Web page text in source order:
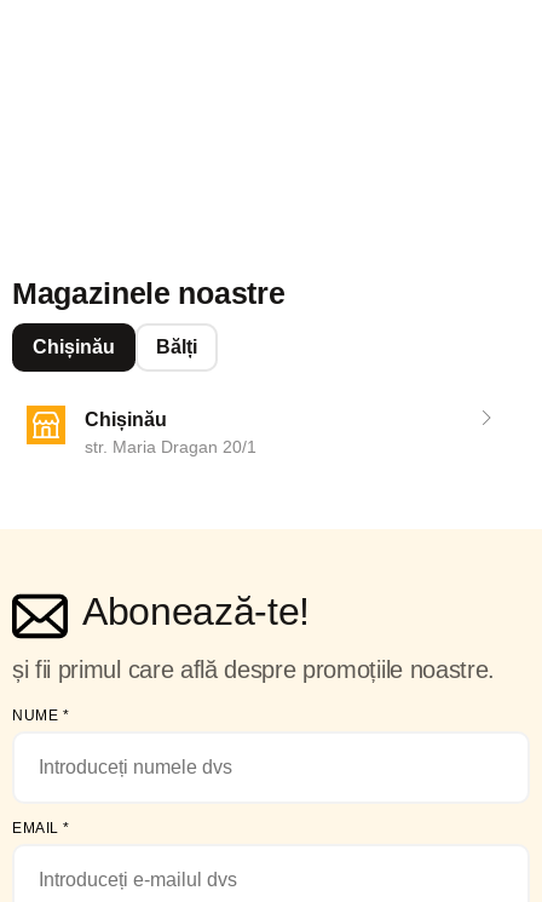
Magazinele noastre
Chișinău Bălți
Chișinău
str. Maria Dragan 20/1
Abonează-te!
și fii primul care află despre promoțiile noastre.
NUME *
EMAIL *